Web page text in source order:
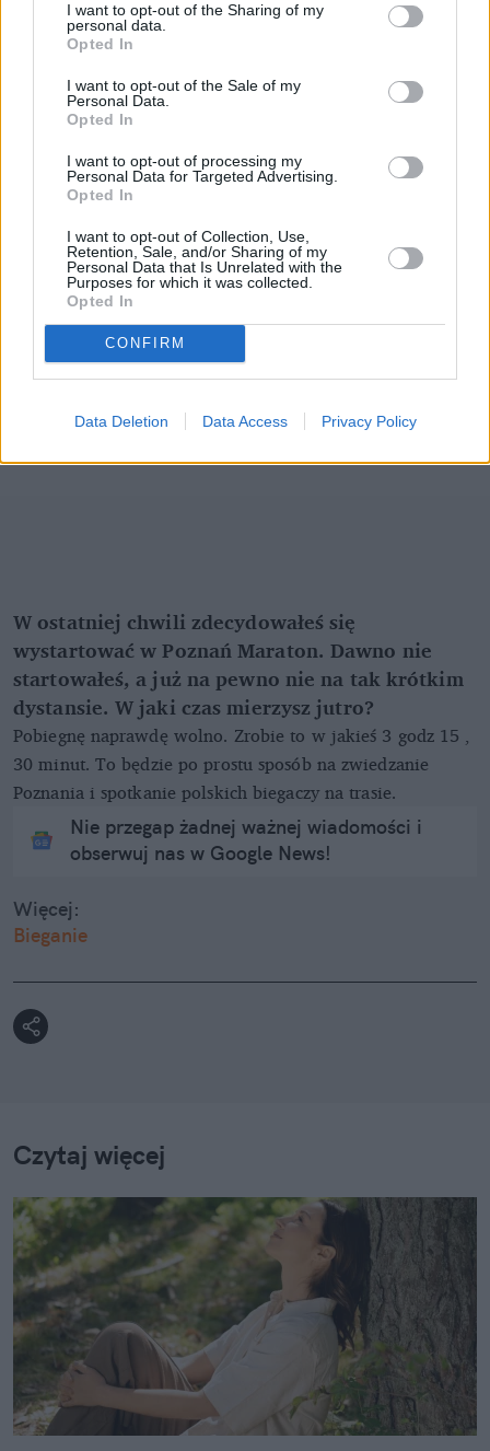
I want to opt-out of the Sharing of my
personal data.
Opted In
I want to opt-out of the Sale of my
Personal Data.
Opted In
I want to opt-out of processing my
Personal Data for Targeted Advertising.
Opted In
I want to opt-out of Collection, Use,
Retention, Sale, and/or Sharing of my
Personal Data that Is Unrelated with the
Purposes for which it was collected.
Opted In
CONFIRM
Data Deletion Data Access Privacy Policy
W ostatniej chwili zdecydowałeś się
wystartować w Poznań Maraton. Dawno nie
startowałeś, a już na pewno nie na tak krótkim
dystansie. W jaki czas mierzysz jutro?
Pobiegnę naprawdę wolno. Zrobie to w jakieś 3 godz 15 ,
30 minut. To będzie po prostu sposób na zwiedzanie
Poznania i spotkanie polskich biegaczy na trasie.
Nie przegap żadnej ważnej wiadomości i
obserwuj nas w Google News!
Więcej:
Bieganie
Czytaj więcej